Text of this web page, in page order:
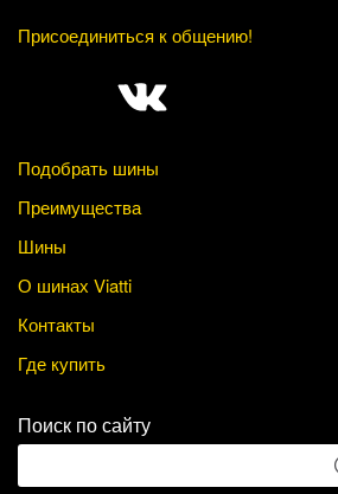
Присоединиться к общению!
Подобрать шины
Преимущества
Шины
О шинах Viatti
Контакты
Где купить
Поиск по сайту